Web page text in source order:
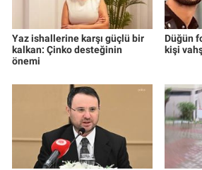
Yaz ishallerine karşı güçlü bir
kalkan: Çinko desteğinin
önemi
Düğün
kişi